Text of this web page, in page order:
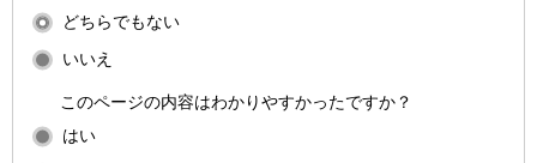
どちらでもない
いいえ
このページの内容はわかりやすかったですか？
はい